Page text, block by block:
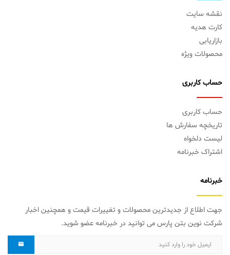
نقشه سایت
کارت هدیه
بازاریابی
محصولات ویژه
حساب کاربری
حساب کاربری
تاریخچه سفارش ها
لیست دلخواه
اشتراک خبرنامه
خبرنامه
جهت اطلاع از جدیدترین محصولات و تغییرات قیمت و همچنین اخبار
شرکت نوین بتن پارس می توانید در خبرنامه عضو شوید.